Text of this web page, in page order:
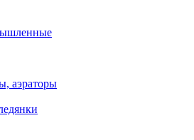
аэраторы